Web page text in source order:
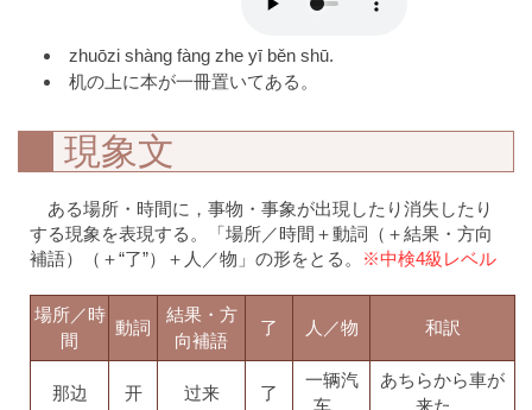
zhuōzi shàng fàng zhe yī běn shū.
机の上に本が一冊置いてある。
現象文
ある場所・時間に，事物・事象が出現したり消失したり
する現象を表現する。「場所／時間＋動詞（＋結果・方向
補語）（＋“了”）＋人／物」の形をとる。
※中検4級レベル
場所／時
間
動詞
結果・方
向補語
了 人／物 和訳
那边 开 过来 了
一辆汽
车。
あちらから車が
来た。